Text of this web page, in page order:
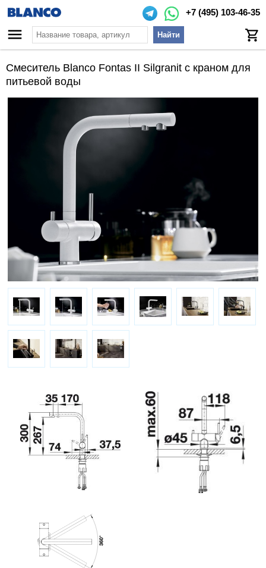
+7 (495) 103-46-35
Найти
Смеситель Blanco Fontas II Silgranit с краном для
питьевой воды